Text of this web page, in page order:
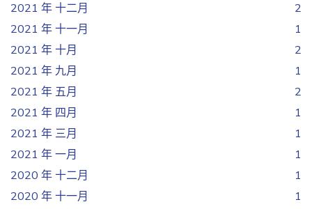
2021 年 十二月
2
2021 年 十一月
1
2021 年 十月
2
2021 年 九月
1
2021 年 五月
2
2021 年 四月
1
2021 年 三月
1
2021 年 一月
1
2020 年 十二月
1
2020 年 十一月
1